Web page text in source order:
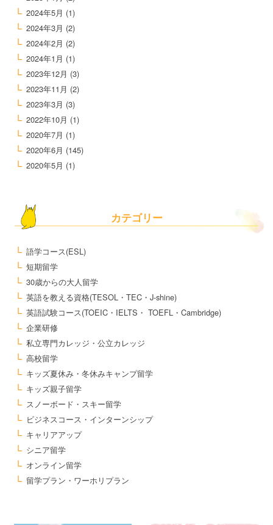
2024年5月 (1)
2024年3月 (2)
2024年2月 (2)
2024年1月 (1)
2023年12月 (3)
2023年11月 (2)
2023年3月 (3)
2022年10月 (1)
2020年7月 (1)
2020年6月 (145)
2020年5月 (1)
カテゴリー
語学コース(ESL)
短期留学
30歳からの大人留学
英語を教える資格(TESOL・TEC・J-shine)
英語試験コース(TOEIC・IELTS・ TOEFL・Cambridge)
企業研修
私立専門カレッジ・公立カレッジ
高校留学
キッズ夏休み・冬休みキャンプ留学
キッズ親子留学
スノーボード・スキー留学
ビジネスコース・インターンシップ
キャリアアップ
シニア留学
オンライン留学
留学プラン・ワーホリプラン